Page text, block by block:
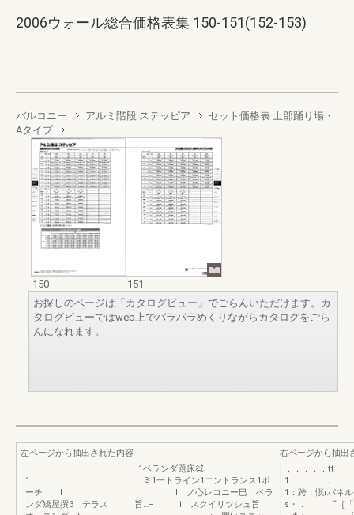
2006ウォール総合価格表集 150-151(152-153)
バルコニー アルミ階段 ステッピア
セット価格表 上部踊り場・
Aタイプ
150
151
お探しのページは「カタログビュー」でごらんいただけます。カ
タログビューではweb上でパラパラめくりながらカタログをごら
んになれます。
左ページから抽出された内容
1ベランダ題床㌶
1 ミ1一トライン1エントランス1ポ
ーチ l l ノ心レコニー巳 ベラ
ンダ矯屋撰3 テラス 旨…− i スクイリツシュ旨
右ページから抽出
，．．．．tt
1 ．． ．：
1：跨；慨rパ
s・． “